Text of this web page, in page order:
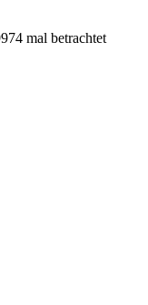
mal betrachtet